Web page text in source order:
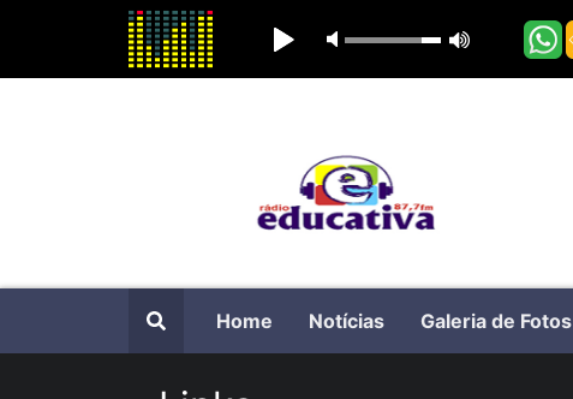
Home Notícias Galeria de Fotos